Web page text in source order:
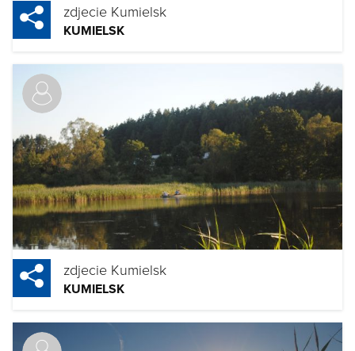
zdjecie Kumielsk
KUMIELSK
zdjecie Kumielsk
KUMIELSK